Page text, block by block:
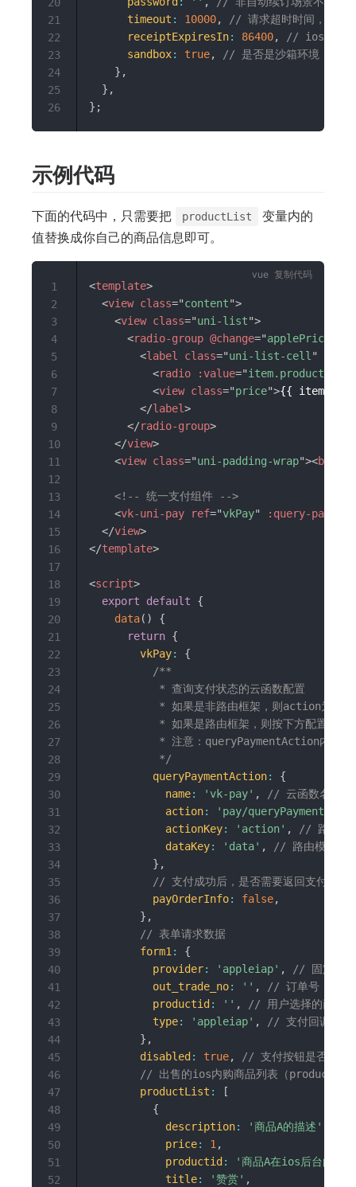
timeout : 10000,
// 请求超时时间，单位
receiptExpiresIn: 86400,
// ios内购凭
sandbox: true,
// 是否是沙箱环境（正
} ,
} ,
} ;
20
21
22
23
24
25
26
示例代码
下面的代码中，只需要把 productList
变量内的
值替换成你自己的商品信息即可。
<template>
<view class="content">
<view class="uni-list">
<radio-group @change="
<label class="uni-list-cell "
<radio :value="item.productid
<view class="price">{{
</label>
</radio-group>
</view>
<view class="uni-padding-wrap"><button
<!-- 统一支付组件 -->
<vk-uni-pay ref="vkPay"
:query-
</view>
</template>
<script>
export
default
{
data( )
{
return {
vkPay:
{
/**
           * 查询支付状态的云函数配置
* 如果是非路由框架，则action为字符
           * 如果是路由框架，则按下方配置填写
* 注意：queryPaymentAction内参数
           */
queryPaymentAction:
{
name: 'vk-pay' ,
// 云函数名称
action: 'pay/queryPayment'
actionKey: 'action' ,
// 路由模
dataKey: 'data' ,
// 路由模式下
} ,
// 支付成功后，是否需要返回支付订单
payOrderInfo: false,
} ,
// 表单请求数据
form1 :
{
provider: 'appleiap' ,
// 固定
out_trade_no: '' ,
// 订单号
productid : '' ,
// 用户选择的商品
type: 'appleiap' ,
// 支付回调类型
} ,
disabled : true,
// 支付按钮是否禁用
// 出售的ios内购商品列表（productid需
productList :
[
{
description: '商品A的描述'
price: 1 ,
productid : '商品A在ios后台的id'
title: '赞赏' ,
1
2
3
4
5
6
7
8
9
10
11
12
13
14
15
16
17
18
19
20
21
22
23
24
25
26
27
28
29
30
31
32
33
34
35
36
37
38
39
40
41
42
43
44
45
46
47
48
49
50
51
52
复制代码